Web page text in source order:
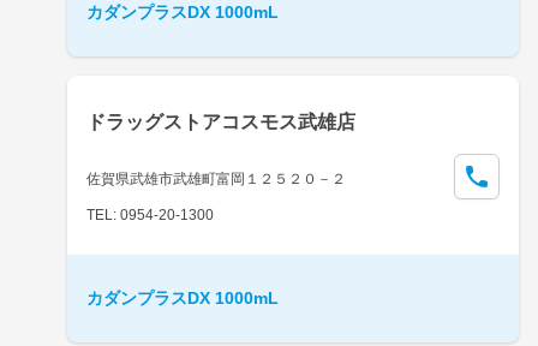
カダンプラスDX 1000mL
ドラッグストアコスモス武雄店
佐賀県武雄市武雄町富岡１２５２０－２
TEL: 0954-20-1300
カダンプラスDX 1000mL